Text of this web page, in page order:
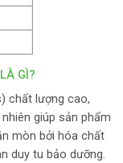
GÌ?
chất lượng cao,
giúp sản phẩm
mòn bởi hóa chất
duy tu bảo dưỡng.